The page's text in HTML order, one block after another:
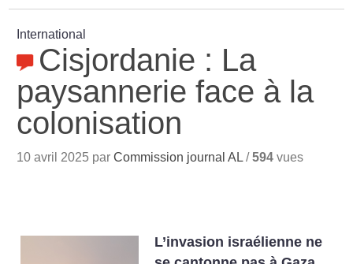
International
Cisjordanie : La
paysannerie face à la
colonisation
10 avril 2025 parCommission journal AL /594 vues
L’invasion israélienne ne